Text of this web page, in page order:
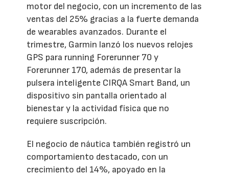
motor del negocio, con un incremento de las
ventas del 25% gracias a la fuerte demanda
de wearables avanzados. Durante el
trimestre, Garmin lanzó los nuevos relojes
GPS para running Forerunner 70 y
Forerunner 170, además de presentar la
pulsera inteligente CIRQA Smart Band, un
dispositivo sin pantalla orientado al
bienestar y la actividad física que no
requiere suscripción.
El negocio de náutica también registró un
comportamiento destacado, con un
crecimiento del 14%, apoyado en la